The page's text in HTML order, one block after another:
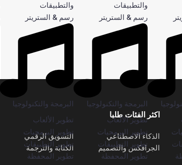
والتطبيقات
رسم & الستريتر
البرمجة والتكنولوجيا
تطوير الألعاب
تطوير البرمجيات
تطوير التطبيقات
تطوير المحفظة
والتطبيقات
رسم & الستريتر
البرمجة والتكنولوجيا
تطوير الألعاب
تطوير البرمجيات
تطوير التطبيقات
تطوير المحفظة
اكثر الفئات طلبا
الذكاء الاصطناعي
التسويق الرقمي
الجرافكس والتصميم
الكتابة والترجمة